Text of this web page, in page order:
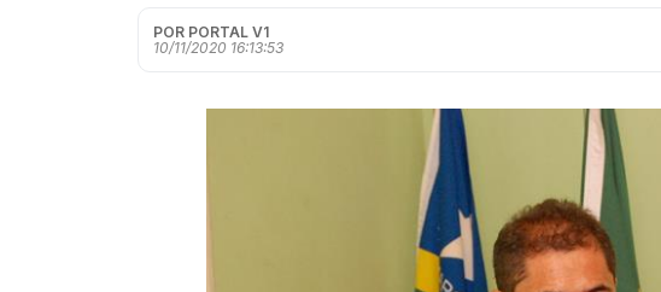
POR PORTAL V1
10/11/2020 16:13:53